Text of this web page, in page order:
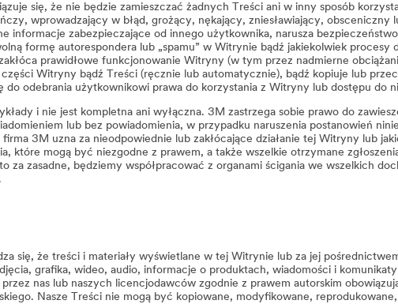
się, że nie będzie zamieszczać żadnych Treści ani w inny sposób
wprowadzający w błąd, grożący, nękający, zniesławiający,
informacje zabezpieczające od innego użytkownika, narusza
formę autorespondera lub „spamu” w Witrynie bądź jakiekolwiek
prawidłowe funkcjonowanie Witryny (w tym przez nadmierne
Witryny bądź Treści (ręcznie lub automatycznie), bądź kopiuje lub
do odebrania użytkownikowi prawa do korzystania z Witryny lub dostępu do
i nie jest kompletna ani wyłączna. 3M zastrzega sobie prawo do
lub bez powiadomienia, w przypadku naruszenia postanowień
firma 3M uzna za nieodpowiednie lub zakłócające działanie tej Witryny lub
które mogą być niezgodne z prawem, a także wszelkie otrzymane
za zasadne, będziemy współpracować z organami ścigania we wszelkich
się, że treści i materiały wyświetlane w tej Witrynie lub za jej
grafika, wideo, audio, informacje o produktach, wiadomości i
przez nas lub naszych licencjodawców zgodnie z prawem autorskim
Nasze Treści nie mogą być kopiowane, modyfikowane,